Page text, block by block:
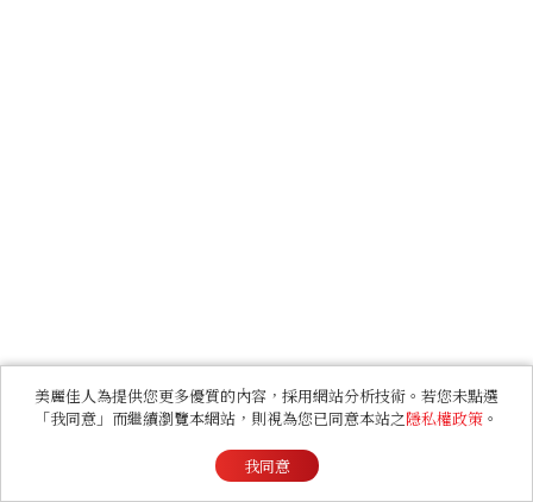
美麗佳人為提供您更多優質的內容，採用網站分析技術。若您未點選
「我同意」而繼續瀏覽本網站，則視為您已同意本站之隱私權政策 。
我同意